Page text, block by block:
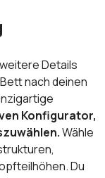
Details
nach deinen
Konfigurator,
Wähle
Du